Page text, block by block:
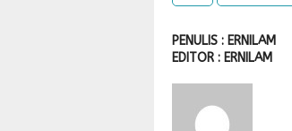
PENULIS : ERNILAM
EDITOR : ERNILAM